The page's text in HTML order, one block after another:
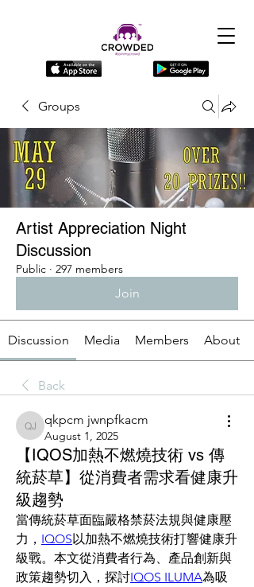
Groups
Artist Appreciation Night
Discussion
Public · 297 members
Join
Discussion Media Members About
Back
qkpcm jwnpfkacm
qkpcm jwnpfkacm
August 1, 2025
【IQOS加熱不燃燒技術 vs 傳
統菸草】從消費者需求看健康升
級趨勢
當傳統菸草面臨嚴格禁菸法規與健康壓
力， IQOS以加熱不燃燒技術打響健康升
級戰。本文從消費者行為、產品創新與
政策趨勢切入，探討IQOS ILUMA為吸